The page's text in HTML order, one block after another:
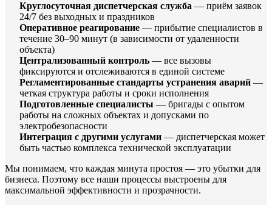
Круглосуточная диспетчерская служба — приём заявок
24/7 без выходных и праздников
Оперативное реагирование — прибытие специалистов в
течение 30–90 минут (в зависимости от удаленности
объекта)
Централизованный контроль — все вызовы
фиксируются и отслеживаются в единой системе
Регламентированные стандарты устранения аварий —
четкая структура работы и сроки исполнения
Подготовленные специалисты — бригады с опытом
работы на сложных объектах и допусками по
электробезопасности
Интеграция с другими услугами — диспетчерская может
быть частью комплекса технической эксплуатации
Мы понимаем, что каждая минута простоя — это убытки для
бизнеса. Поэтому все наши процессы выстроены для
максимальной эффективности и прозрачности.